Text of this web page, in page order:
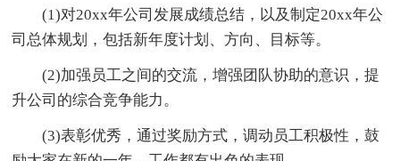
(1)对20xx年公司发展成绩总结，以及制定20xx年公
司总体规划，包括新年度计划、方向、目标等。
(2)加强员工之间的交流，增强团队协助的意识，提
升公司的综合竞争能力。
(3)表彰优秀，通过奖励方式，调动员工积极性，鼓